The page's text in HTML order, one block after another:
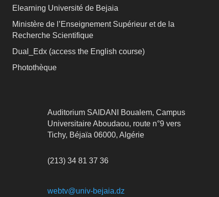
Elearning Université de Bejaia
Ministère de l’Enseignement Supérieur et de la
Recherche Scientifique
Dual_Edx (access the English course)
Photothèque
Auditorium SAIDANI Boualem, Campus
Universitaire Aboudaou, route n°9 vers
Tichy, Béjaïa 06000, Algérie
(213) 34 81 37 36
webtv@univ-bejaia.dz